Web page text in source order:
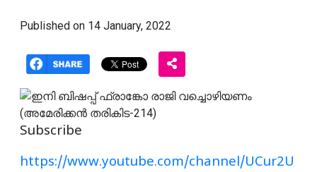
Published on 14 January, 2022
Subscribe
https://www.youtube.com/channel/UCur2U